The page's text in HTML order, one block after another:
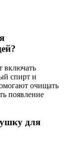
включать
спирт и
очищать
появление
для